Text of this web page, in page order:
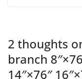
2 thoughts
branch
14″×76″